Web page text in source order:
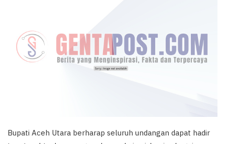
Bupati Aceh Utara berharap seluruh undangan dapat hadir